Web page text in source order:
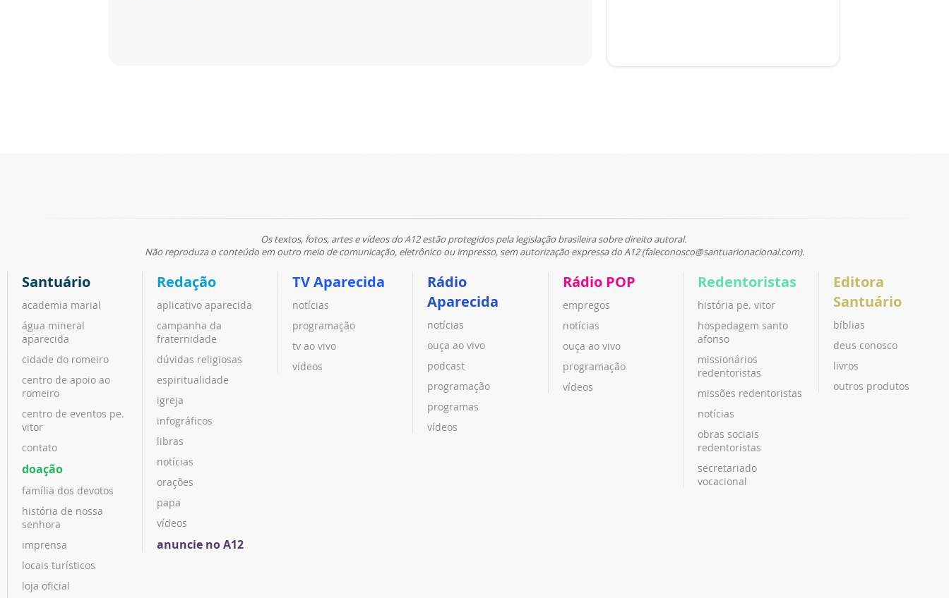
Os textos, fotos, artes e vídeos do A12 estão protegidos pela legislação brasileira sobre direito autoral.
Não reproduza o conteúdo em outro meio de comunicação, eletrônico ou impresso, sem autorização expressa do A12 (faleconosco@santuarionacional.com).
Santuário
academia marial
água mineral
aparecida
cidade do romeiro
centro de apoio ao
romeiro
centro de eventos pe.
vitor
contato
doação
família dos devotos
história de nossa
senhora
imprensa
locais turísticos
loja oficial
Redação
aplicativo aparecida
campanha da
fraternidade
dúvidas religiosas
espiritualidade
igreja
infográficos
libras
notícias
orações
papa
vídeos
anuncie no A12
TV Aparecida
notícias
programação
tv ao vivo
vídeos
Rádio
Aparecida
notícias
ouça ao vivo
podcast
programação
programas
vídeos
Rádio POP
empregos
notícias
ouça ao vivo
programação
vídeos
Redentoristas
história pe. vitor
hospedagem santo
afonso
missionários
redentoristas
missões redentoristas
notícias
obras sociais
redentoristas
secretariado
vocacional
Editora
Santuário
bíblias
deus conosco
livros
outros produtos